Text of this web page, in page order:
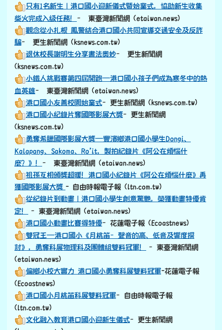
只有1名新生｜港口國小迎新儀式暨始業式，協助新生收集
柴火完成入級任務！ – 東臺灣新聞網 (etaiwan.news)
觀念從小扎根 鳳警結合港口國小共同宣導交通安全及反詐
騙– 更生新聞網 (ksnews.com.tw)
退休校長謝明生分享書法奧妙– 更生新聞網
(ksnews.com.tw)
小鐵人挑戰賽第四屆開跑—港口國小孩子們成為寒冬中的熱
血英雄– 東臺灣新聞網 (etaiwan.news)
港口國小友善校園始業式–更生新聞網 (ksnews.com.tw)
港口國小紀錄片奪國際影展大獎–更生新聞網
(ksnews.com.tw)
勇奪希臘國際影展大獎—豐濱鄉港口國小學生Dongi、
Kalapang、Sakoma、Ro’it，製拍紀錄片《阿公在煩惱什
麼？》！ – 東臺灣新聞網 (etaiwan.news)
祖孫互相頒獎超暖！港口國小紀錄片《阿公在煩惱什麼》再
獲國際影展大獎 - 自由時報電子報 (ltn.com.tw)
從紀錄片到動畫｜港口國小學生創意驚艷，榮獲動畫特優肯
定！
–東臺灣新聞網 (etaiwan.news)
港口國小動畫比賽得特優–花蓮電子報 (Ecoastnews)
雙冠王—港口國小《月桃笛–聲音的高、低音及響度探
討》，勇奪科展物理科及團體組雙料冠軍！
–東臺灣新聞網
(etaiwan.news)
偏鄉小校大實力 港口國小勇奪科展雙料冠軍-花蓮電子報
(Ecoastnews)
港口國小月桃笛科展雙料冠軍–自由時報電子報
(ltn.com.tw)
文化融入教育港口國小迎新生儀式–更生新聞網